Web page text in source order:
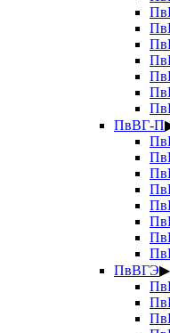
ПвВГ-П
ПвВГЭ▶